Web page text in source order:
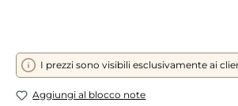
I prezzi sono visibili esclusivamente ai
Aggiungi al blocco note